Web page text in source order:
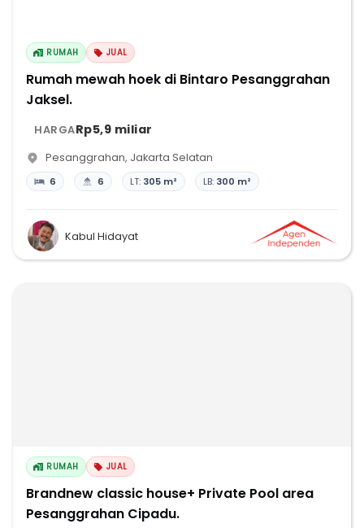
RUMAH JUAL
Rumah mewah hoek di Bintaro Pesanggrahan
Jaksel.
HARGARp5,9 miliar
Pesanggrahan, Jakarta Selatan
6 6 LT: 305 m² LB: 300 m²
Kabul Hidayat
RUMAH JUAL
Brandnew classic house+ Private Pool area
Pesanggrahan Cipadu.